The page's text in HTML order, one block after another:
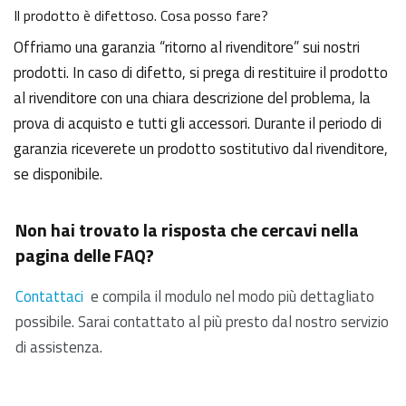
Il prodotto è difettoso. Cosa posso fare?
Offriamo una garanzia “ritorno al rivenditore” sui nostri
prodotti. In caso di difetto, si prega di restituire il prodotto
al rivenditore con una chiara descrizione del problema, la
prova di acquisto e tutti gli accessori. Durante il periodo di
garanzia riceverete un prodotto sostitutivo dal rivenditore,
se disponibile.
Non hai trovato la risposta che cercavi nella
pagina delle FAQ?
Contattaci e compila il modulo nel modo più dettagliato
possibile. Sarai contattato al più presto dal nostro servizio
di assistenza.